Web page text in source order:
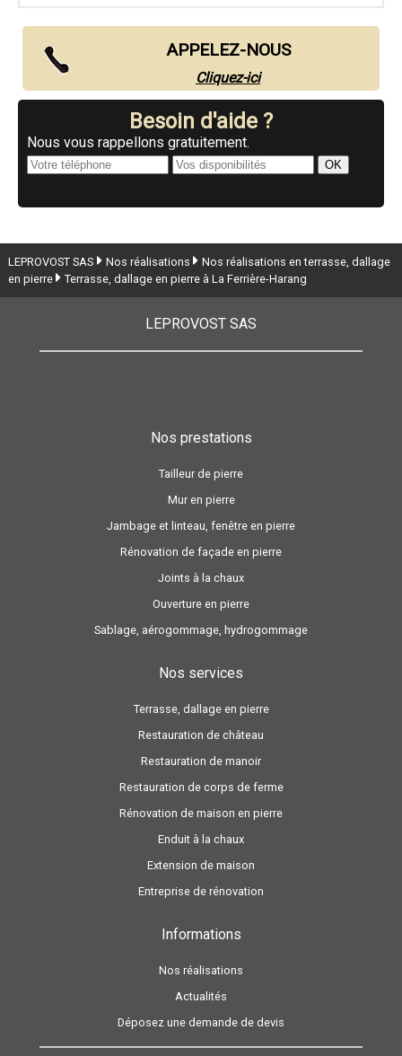
APPELEZ-NOUS
Cliquez-ici
Besoin d'aide ?
Nous vous rappellons gratuitement.
LEPROVOST SAS Nos réalisations
Nos réalisations en terrasse, dallage
en pierre
Terrasse, dallage en pierre à La Ferrière-Harang
LEPROVOST SAS
Nos prestations
Tailleur de pierre
Mur en pierre
Jambage et linteau, fenêtre en pierre
Rénovation de façade en pierre
Joints à la chaux
Ouverture en pierre
Sablage, aérogommage, hydrogommage
Nos services
Terrasse, dallage en pierre
Restauration de château
Restauration de manoir
Restauration de corps de ferme
Rénovation de maison en pierre
Enduit à la chaux
Extension de maison
Entreprise de rénovation
Informations
Nos réalisations
Actualités
Déposez une demande de devis